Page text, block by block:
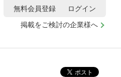
掲載をご検討の企業様へ
無料会員登録 ログイン